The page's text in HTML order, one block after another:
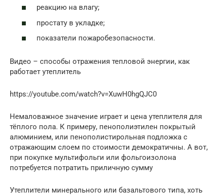
реакцию на влагу;
простату в укладке;
показатели пожаробезопасности.
Видео – способы отражения тепловой энергии, как
работает утеплитель
https://youtube.com/watch?v=XuwH0hgQJC0
Немаловажное значение играет и цена утеплителя для
тёплого пола. К примеру, пенополиэтилен покрытый
алюминием, или пенополистирольная подложка с
отражающим слоем по стоимости демократичны. А вот,
при покупке мультифольги или фольгоизолона
потребуется потратить приличную сумму
Утеплители минерального или базальтового типа, хоть